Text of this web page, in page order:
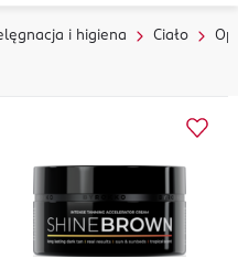
i higiena Ciało